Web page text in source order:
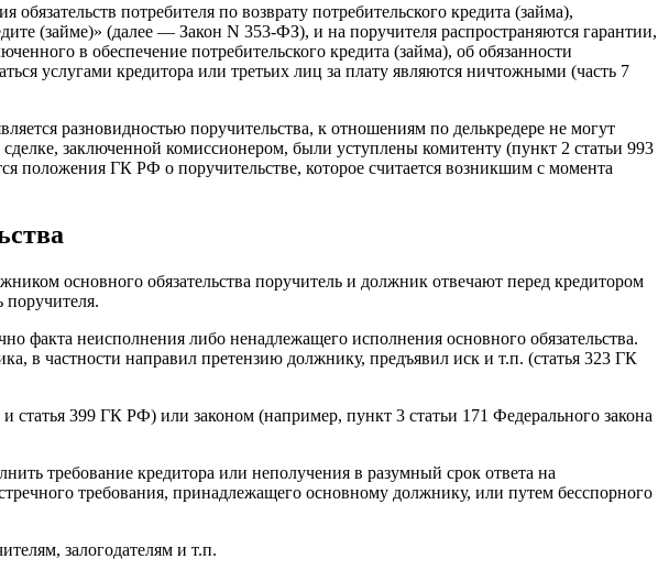
потребителя по возврату потребительского кредита (займа),
(займе)» (далее — Закон N 353-ФЗ), и на поручителя распространяются гарантии,
в обеспечение потребительского кредита (займа), об обязанности
услугами кредитора или третьих лиц за плату являются ничтожными (часть 7
разновидностью поручительства, к отношениям по делькредере не могут
заключенной комиссионером, были уступлены комитенту (пункт 2 статьи 993
ГК РФ о поручительстве, которое считается возникшим с момента
основного обязательства поручитель и должник отвечают перед кредитором
поручителя.
факта неисполнения либо ненадлежащего исполнения основного обязательства.
в частности направил претензию должнику, предъявил иск и т.п. (статья 323 ГК
статья 399 ГК РФ) или законом (например, пункт 3 статьи 171 Федерального закона
требование кредитора или неполучения в разумный срок ответа на
требования, принадлежащего основному должнику, или путем бесспорного
залогодателям и т.п.